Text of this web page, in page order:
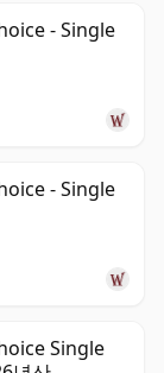
- Single
- Single
Single